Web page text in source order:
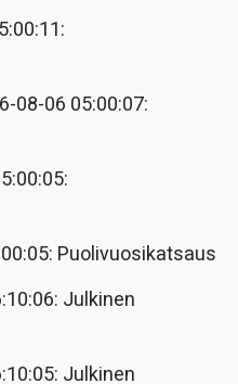
08-06 05:00:07:
Puolivuosikatsaus
Julkinen
Julkinen